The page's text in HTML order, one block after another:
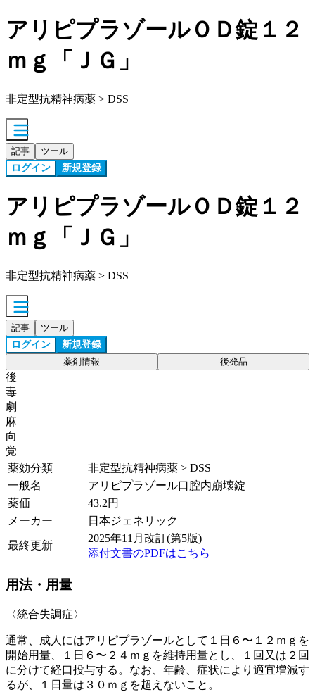
アリピプラゾールＯＤ錠１２
ｍｇ「ＪＧ」
非定型抗精神病薬 > DSS
記事 ツール
ログイン 新規登録
アリピプラゾールＯＤ錠１２
ｍｇ「ＪＧ」
非定型抗精神病薬 > DSS
記事 ツール
ログイン 新規登録
薬剤情報 後発品
後
毒
劇
麻
向
覚
薬効分類
非定型抗精神病薬 > DSS
一般名
アリピプラゾール口腔内崩壊錠
薬価
43.2円
メーカー
日本ジェネリック
最終更新
2025年11月改訂(第5版)
添付文書のPDFはこちら
用法・用量
〈統合失調症〉
通常、成人にはアリピプラゾールとして１日６〜１２ｍｇを
開始用量、１日６〜２４ｍｇを維持用量とし、１回又は２回
に分けて経口投与する。なお、年齢、症状により適宜増減す
るが、１日量は３０ｍｇを超えないこと。